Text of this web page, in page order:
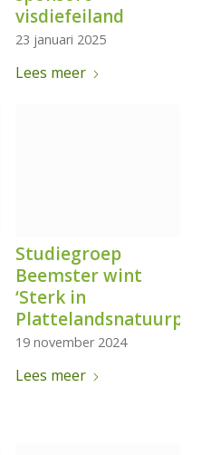
visdiefeiland
23 januari 2025
Lees meer
Studiegroep
Beemster wint
‘Sterk in
19 november 2024
Lees meer